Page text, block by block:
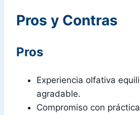
Pros y Contras
Pros
Experiencia olfativa
agradable.
Compromiso con